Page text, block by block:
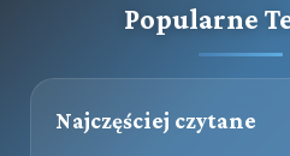
Popularne
Najczęściej czytane